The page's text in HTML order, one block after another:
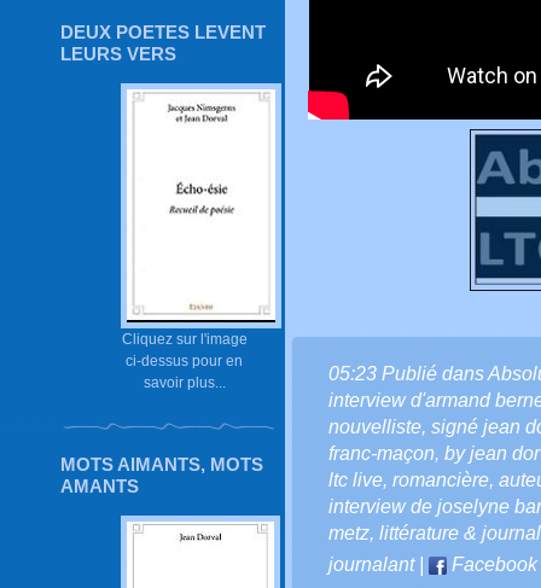
DEUX POETES LEVENT
LEURS VERS
Cliquez sur l'image
ci-dessus pour en
savoir plus...
MOTS AIMANTS, MOTS
AMANTS
05:23 Publié dans
interview d'armand
nouvelliste, signé jean
franc-maçon, by jean
ltc live, romancière,
interview de joselyne
metz, littérature &
journalant| Facebook